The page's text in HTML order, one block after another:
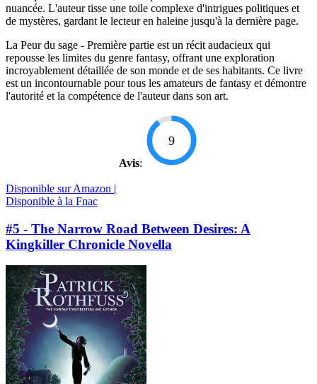
nuancée. L'auteur tisse une toile complexe d'intrigues politiques et
de mystères, gardant le lecteur en haleine jusqu'à la dernière page.
La Peur du sage - Première partie est un récit audacieux qui
repousse les limites du genre fantasy, offrant une exploration
incroyablement détaillée de son monde et de ses habitants. Ce livre
est un incontournable pour tous les amateurs de fantasy et démontre
l'autorité et la compétence de l'auteur dans son art.
Avis:
9
Disponible sur Amazon |
Disponible à la Fnac
#5 - The Narrow Road Between Desires: A
Kingkiller Chronicle Novella